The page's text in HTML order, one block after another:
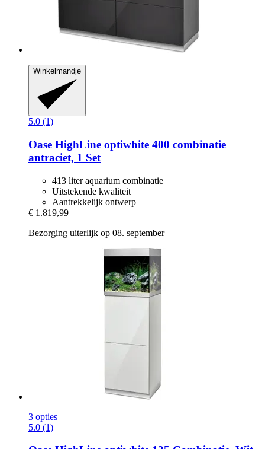
Winkelmandje
5.0 (1)
Oase HighLine optiwhite 400 combinatie
antraciet, 1 Set
413 liter aquarium combinatie
Uitstekende kwaliteit
Aantrekkelijk ontwerp
€ 1.819,99
Bezorging uiterlijk op 08. september
3 opties
5.0 (1)